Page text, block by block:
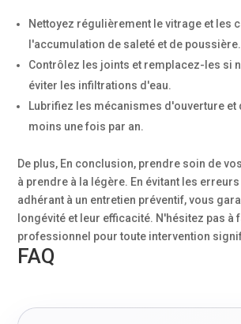
Nettoyez régulièrement le vitrage et les
l'accumulation de saleté et de poussière.
Contrôlez les joints et remplacez-les si
éviter les infiltrations d'eau.
Lubrifiez les mécanismes d'ouverture et
moins une fois par an.
De plus, En conclusion, prendre soin de
à prendre à la légère. En évitant les
adhérant à un entretien préventif, vous
longévité et leur efficacité. N'hésitez pas à
professionnel pour toute intervention
FAQ